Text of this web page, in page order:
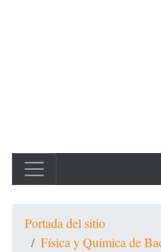
Portada del sitio
Física y Química de